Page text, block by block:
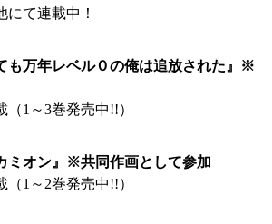
にて連載中！
も万年レベル０の俺は追放された』※
（1～3巻発売中!!）
ミオン』※共同作画として参加
（1～2巻発売中!!）